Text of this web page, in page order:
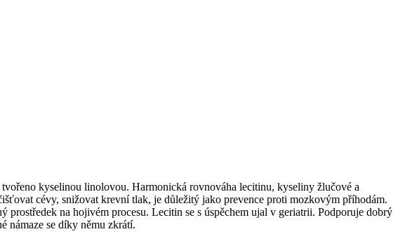
kyselinou linolovou. Harmonická rovnováha lecitinu, kyseliny žlučové a
cévy, snižovat krevní tlak, je důležitý jako prevence proti mozkovým příhodám.
na hojivém procesu. Lecitin se s úspěchem ujal v geriatrii. Podporuje dobrý
námaze se díky němu zkrátí.